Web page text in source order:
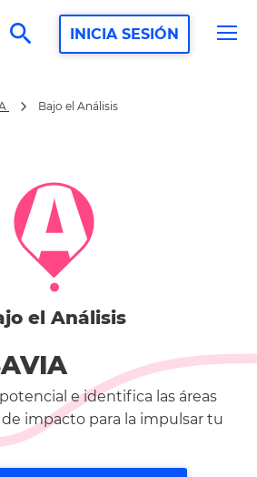
search INICIA SESIÓN
Bajo el Análisis
el Análisis
e identifica las áreas
impacto para la impulsar tu